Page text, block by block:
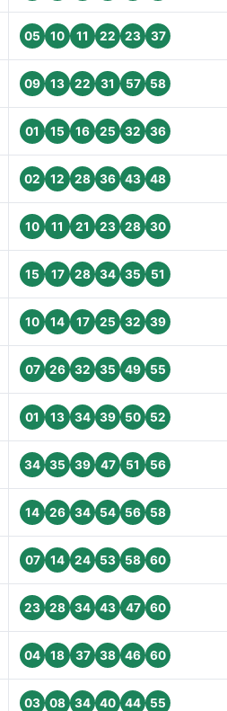
05 10 11 22 23 37
09 13 22 31 57 58
01 15 16 25 32 36
02 12 28 36 43 48
10 11 21 23 28 30
15 17 28 34 35 51
10 14 17 25 32 39
07 26 32 35 49 55
01 13 34 39 50 52
34 35 39 47 51 56
14 26 34 54 56 58
07 14 24 53 58 60
23 28 34 43 47 60
04 18 37 38 46 60
03 08 34 40 44 55